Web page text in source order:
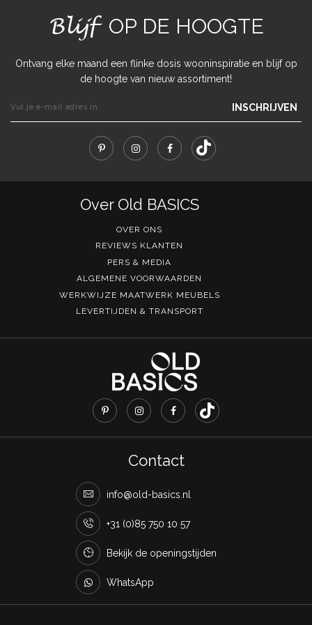
Blijf OP DE HOOGTE
Ontvang elke maand een flinke dosis wooninspiratie en blijf op
de hoogte van nieuw assortiment!
INSCHRIJVEN
Over Old BASICS
OVER ONS
REVIEWS KLANTEN
PERS & MEDIA
ALGEMENE VOORWAARDEN
WERKWIJZE MAATWERK MEUBELS
LEVERTIJDEN & TRANSPORT
Contact
info@old-basics.nl
+31 (0)85 750 10 57
Bekijk de openingstijden
WhatsApp